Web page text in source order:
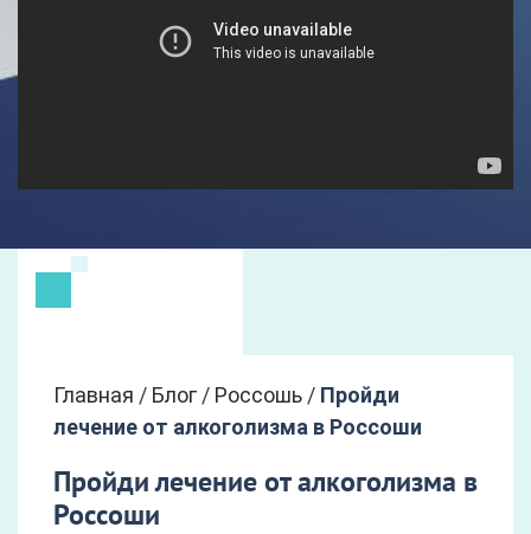
Главная / Блог / Россошь / Пройди
лечение от алкоголизма в Россоши
Пройди лечение от алкоголизма в
Россоши